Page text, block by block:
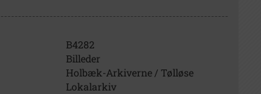
B4282
Billeder
Holbæk-Arkiverne / Tølløse
Lokalarkiv